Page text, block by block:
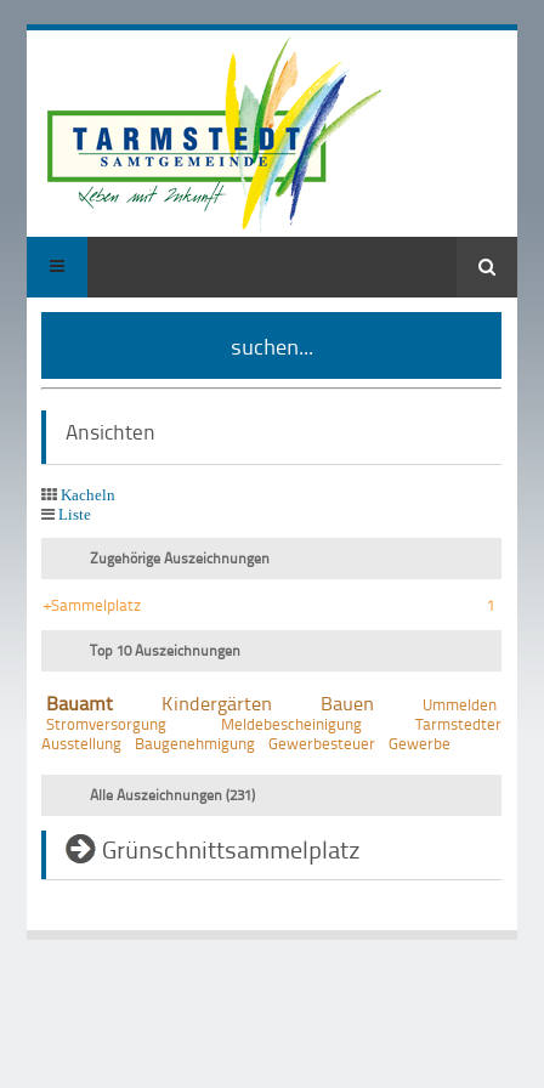
Suche
suchen...
Ansichten
Kacheln
Liste
Zugehörige Auszeichnungen
+Sammelplatz 1
Top 10 Auszeichnungen
Bauamt Kindergärten Bauen
Ummelden
Stromversorgung
Meldebescheinigung
Tarmstedter
Ausstellung
Baugenehmigung Gewerbesteuer Gewerbe
Alle Auszeichnungen (231)
Grünschnittsammelplatz